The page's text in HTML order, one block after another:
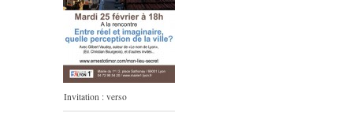
Invitation : verso